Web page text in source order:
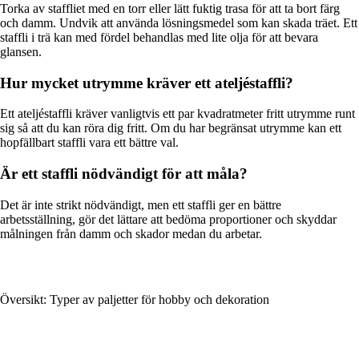
Torka av staffliet med en torr eller lätt fuktig trasa för att ta bort färg
och damm. Undvik att använda lösningsmedel som kan skada träet. Ett
staffli i trä kan med fördel behandlas med lite olja för att bevara
glansen.
Hur mycket utrymme kräver ett ateljéstaffli?
Ett ateljéstaffli kräver vanligtvis ett par kvadratmeter fritt utrymme runt
sig så att du kan röra dig fritt. Om du har begränsat utrymme kan ett
hopfällbart staffli vara ett bättre val.
Är ett staffli nödvändigt för att måla?
Det är inte strikt nödvändigt, men ett staffli ger en bättre
arbetsställning, gör det lättare att bedöma proportioner och skyddar
målningen från damm och skador medan du arbetar.
Översikt: Typer av paljetter för hobby och dekoration